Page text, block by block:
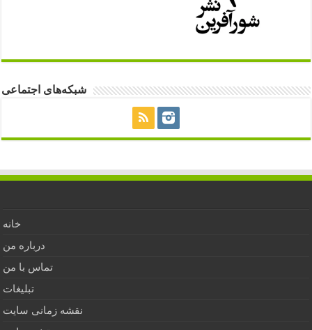
شبکه‌های اجتماعی
خانه
درباره من
تماس با من
تبلیغات
نقشه زمانی سایت